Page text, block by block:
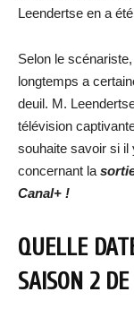
Leendertse en a
Selon le
longtemps a
deuil. M.
télévision
souhaite savoir si il
concernant la
Canal+ !
QUELLE
SAISON 2